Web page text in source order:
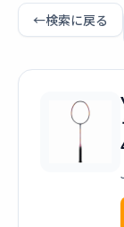
←検索に戻る